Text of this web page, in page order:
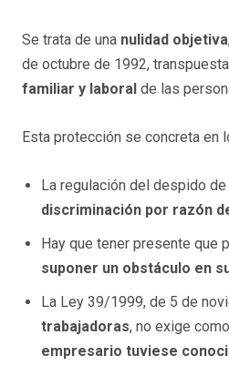
Se trata de una nulidad objetiva
de octubre de 1992,
familiar y laboral de las
Esta protección se concreta en
La regulación del despido
discriminación por razón
Hay que tener presente que
suponer un obstáculo en
La Ley 39/1999, de 5 de
trabajadoras, no exige
empresario tuviese